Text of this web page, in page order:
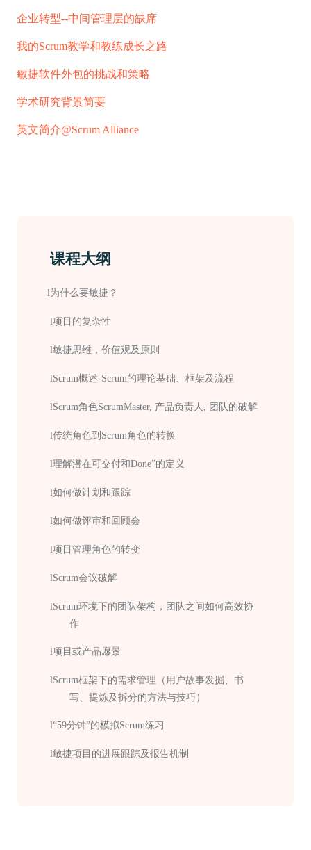
企业转型--中间管理层的缺席
我的Scrum教学和教练成长之路
敏捷软件外包的挑战和策略
学术研究背景简要
英文简介@Scrum Alliance
课程大纲
l为什么要敏捷？
l项目的复杂性
l敏捷思维，价值观及原则
lScrum概述-Scrum的理论基础、框架及流程
lScrum角色ScrumMaster, 产品负责人 , 团队的破解
l传统角色到 Scrum角色的转换
l理解潜在可交付和Done”的定义
l如何做计划和跟踪
l如何做评审和回顾会
l项目管理角色的转变
lScrum会议破解
lScrum环境下的团队架构，团队之间如何高效协
作
l项目或产品愿景
lScrum框架下的需求管理（用户故事发掘、书
写、提炼及拆分的方法与技巧）
l“59分钟”的模拟Scrum练习
l敏捷项目的进展跟踪及报告机制